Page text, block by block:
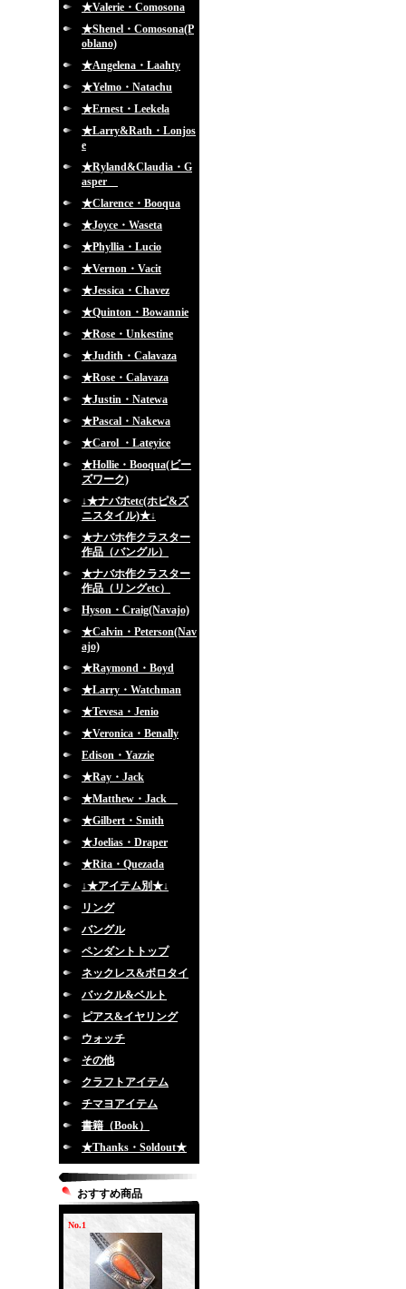
★Valerie・Comosona
★Shenel・Comosona(P
oblano)
★Angelena・Laahty
★Yelmo・Natachu
★Ernest・Leekela
★Larry&Rath・Lonjos
e
★Ryland&Claudia・G
asper
★Clarence・Booqua
★Joyce・Waseta
★Phyllia・Lucio
★Vernon・Vacit
★Jessica・Chavez
★Quinton・Bowannie
★Rose・Unkestine
★Judith・Calavaza
★Rose・Calavaza
★Justin・Natewa
★Pascal・Nakewa
★Carol ・Lateyice
★Hollie・Booqua(ビー
ズワーク)
↓★ナバホetc(ホピ&ズ
ニスタイル)★↓
★ナバホ作クラスター
作品（バングル）
★ナバホ作クラスター
作品（リングetc）
Hyson・Craig(Navajo)
★Calvin・Peterson(Nav
ajo)
★Raymond・Boyd
★Larry・Watchman
★Tevesa・Jenio
★Veronica・Benally
Edison・Yazzie
★Ray・Jack
★Matthew・Jack
★Gilbert・Smith
★Joelias・Draper
★Rita・Quezada
↓★アイテム別★↓
リング
バングル
ペンダントトップ
ネックレス&ボロタイ
バックル&ベルト
ピアス&イヤリング
ウォッチ
その他
クラフトアイテム
チマヨアイテム
書籍（Book）
★Thanks・Soldout★
おすすめ商品
No.1